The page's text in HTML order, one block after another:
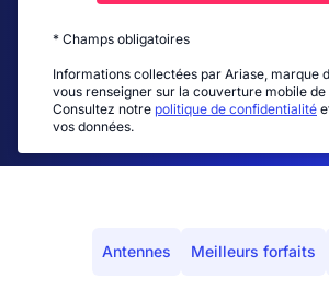
* Champs obligatoires
Informations collectées par Ariase, marque
vous renseigner sur la couverture mobile
Consultez notre politique de confidentialité
vos données.
Antennes Meilleurs forfaits